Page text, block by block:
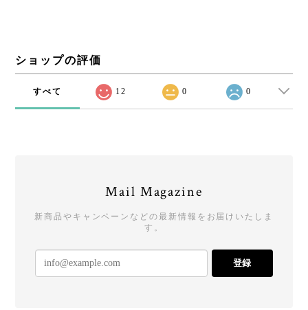
ショップの評価
すべて 12 0 0
Mail Magazine
新商品やキャンペーンなどの最新情報をお届けいたしま
す。
登録